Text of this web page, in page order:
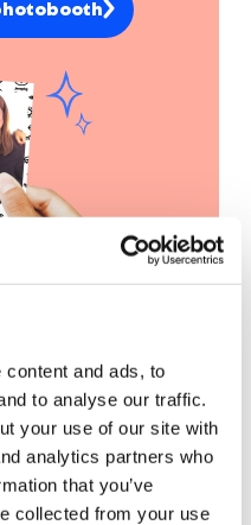
and ads, to
to analyse our traffic.
your use of our site with
analytics partners who
that you’ve
collected from your use
de mariage :
dans votre photo.
clairement cette
votre expression
l'utilisation